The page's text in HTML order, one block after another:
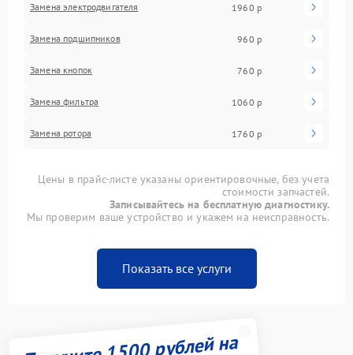
Замена электродвигателя 1960 р
Замена подшипников 960 р
Замена кнопок 760 р
Замена фильтра 1060 р
Замена ротора 1760 р
Цены в прайс-листе указаны ориентировочные, без учета
стоимости запчастей.
Записывайтесь на бесплатную диагностику.
Мы проверим ваше устройство и укажем на неисправность.
Показать все услуги